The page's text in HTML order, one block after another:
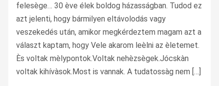
felesège… 30 ève élek boldog házasságban. Tudod ez
azt jelenti, hogy bármilyen eltávolodás vagy
veszekedés után, amikor megkérdeztem magam azt a
választ kaptam, hogy Vele akarom leèlni az èletemet.
Ès voltak mèlypontok.Voltak nehèzsègek.Jócskàn
voltak kihívàsok.Most is vannak. A tudatossàg nem […]